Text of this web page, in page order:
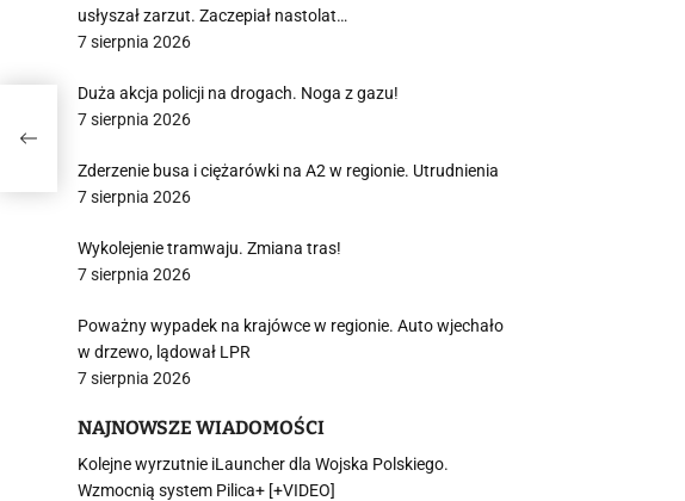
usłyszał zarzut. Zaczepiał nastolat…
7 sierpnia 2026
Duża akcja policji na drogach. Noga z gazu!
7 sierpnia 2026
Zderzenie busa i ciężarówki na A2 w regionie. Utrudnienia
7 sierpnia 2026
Wykolejenie tramwaju. Zmiana tras!
7 sierpnia 2026
Poważny wypadek na krajówce w regionie. Auto wjechało
w drzewo, lądował LPR
7 sierpnia 2026
NAJNOWSZE WIADOMOŚCI
Kolejne wyrzutnie iLauncher dla Wojska Polskiego.
Wzmocnią system Pilica+ [+VIDEO]